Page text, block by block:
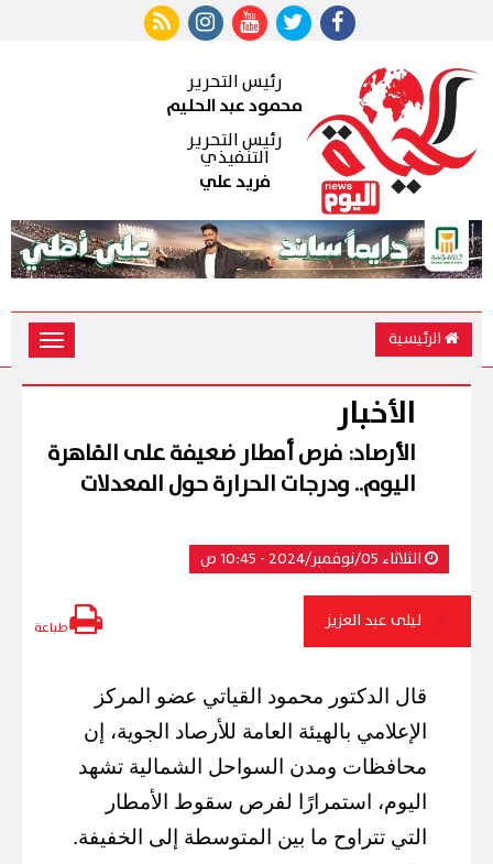
رئيس التحرير
محمود عبد الحليم
رئيس التحرير
التنفيذي
فريد علي
الرئيسية
Toggle
الأخبار
الأرصاد: فرص أمطار ضعيفة على القاهرة
اليوم.. ودرجات الحرارة حول المعدلات
الثلاثاء 05/نوفمبر/2024 - 10:45 ص
ليلى عبد العزيز طباعة
قال الدكتور محمود القياتي عضو المركز
الإعلامي بالهيئة العامة للأرصاد الجوية، إن
محافظات ومدن السواحل الشمالية تشهد
اليوم، استمرارًا لفرص سقوط الأمطار
التي تتراوح ما بين المتوسطة إلى الخفيفة.